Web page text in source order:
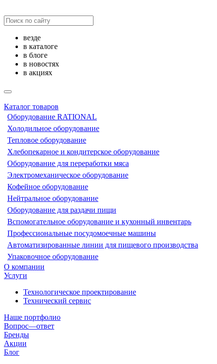
везде
в каталоге
в блоге
в новостях
в акциях
Каталог товаров
Оборудование RATIONAL
Холодильное оборудование
Тепловое оборудование
Хлебопекарное и кондитерское оборудование
Оборудование для переработки мяса
Электромеханическое оборудование
Кофейное оборудование
Нейтральное оборудование
Оборудование для раздачи пищи
Вспомогательное оборудование и кухонный инвентарь
Профессиональные посудомоечные машины
Автоматизированные линии для пищевого производства
Упаковочное оборудование
О компании
Услуги
Технологическое проектирование
Технический сервис
Наше портфолио
Вопрос—ответ
Бренды
Акции
Блог